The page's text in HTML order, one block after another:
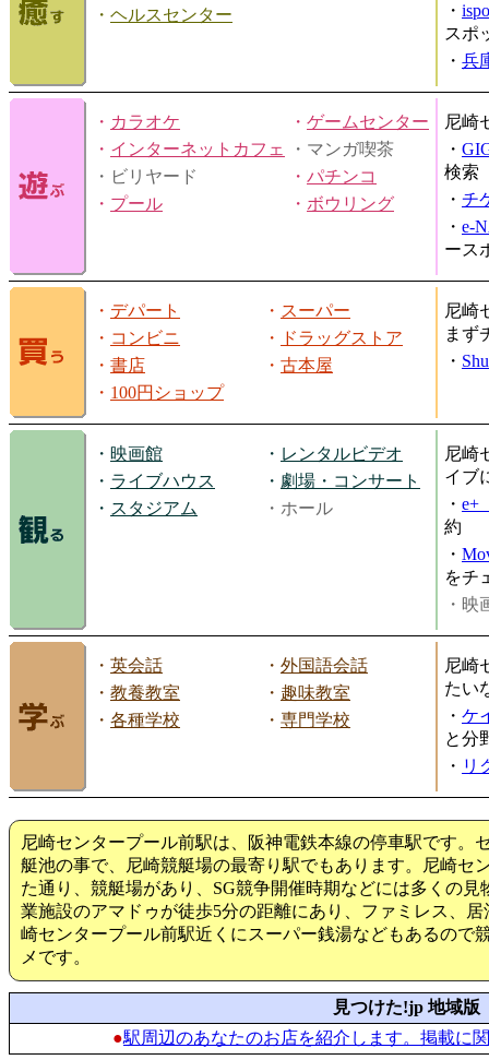
・ ヘルスセンター
・
スポ
・ 兵
・ カラオケ ・ ゲームセンター
・ インターネットカフェ
・マンガ喫茶
・ビリヤード
・ パチンコ
・ プール ・ ボウリング
尼崎
・
検索
・ チ
・ e-
ース
・ デパート ・ スーパー
・ コンビニ ・
ドラッグストア
・ 書店 ・ 古本屋
・ 100円ショップ
尼崎
まず
・
・ 映画館 ・ レンタルビデオ
・ ライブハウス ・ 劇場・コンサート
・ スタジアム ・ホール
尼崎
イブ
・ e+
約
・
をチ
・映
・ 英会話 ・ 外国語会話
・ 教養教室 ・ 趣味教室
・ 各種学校 ・ 専門学校
尼崎
たい
・ ケ
と分
・ リ
尼崎センタープール前駅は、阪神電鉄本線の停車駅です。
艇池の事で、尼崎競艇場の最寄り駅でもあります。尼崎セ
た通り、競艇場があり、SG競争開催時期などには多くの
業施設のアマドゥが徒歩5分の距離にあり、ファミレス、
崎センタープール前駅近くにスーパー銭湯などもあるので
メです。
見つけた!jp 地域版
●駅周辺のあなたのお店を紹介します。掲載に